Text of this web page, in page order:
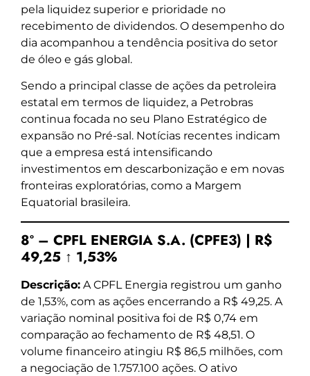
pela liquidez superior e prioridade no
recebimento de dividendos. O desempenho do
dia acompanhou a tendência positiva do setor
de óleo e gás global.
Sendo a principal classe de ações da petroleira
estatal em termos de liquidez, a Petrobras
continua focada no seu Plano Estratégico de
expansão no Pré-sal. Notícias recentes indicam
que a empresa está intensificando
investimentos em descarbonização e em novas
fronteiras exploratórias, como a Margem
Equatorial brasileira.
8º – CPFL ENERGIA S.A. (CPFE3) | R$
49,25 ↑ 1,53%
Descrição: A CPFL Energia registrou um ganho
de 1,53%, com as ações encerrando a R$ 49,25. A
variação nominal positiva foi de R$ 0,74 em
comparação ao fechamento de R$ 48,51. O
volume financeiro atingiu R$ 86,5 milhões, com
a negociação de 1.757.100 ações. O ativo